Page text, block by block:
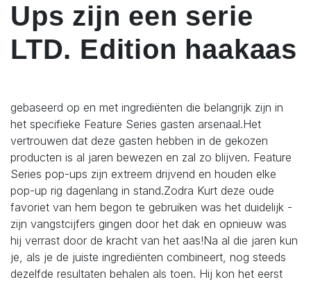
Ups zijn een serie
LTD. Edition haakaas
gebaseerd op en met ingrediënten die belangrijk zijn in
het specifieke Feature Series gasten arsenaal.Het
vertrouwen dat deze gasten hebben in de gekozen
producten is al jaren bewezen en zal zo blijven. Feature
Series pop-ups zijn extreem drijvend en houden elke
pop-up rig dagenlang in stand.Zodra Kurt deze oude
favoriet van hem begon te gebruiken was het duidelijk -
zijn vangstcijfers gingen door het dak en opnieuw was
hij verrast door de kracht van het aas!Na al die jaren kun
je, als je de juiste ingrediënten combineert, nog steeds
dezelfde resultaten behalen als toen. Hij kon het eerst